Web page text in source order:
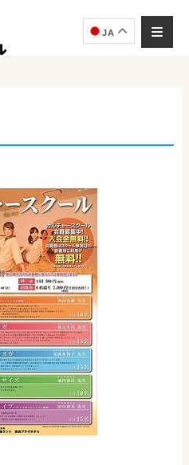
JA
ンシェルジュです。
す。